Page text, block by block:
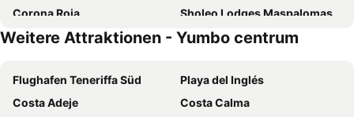
Corona Roja
Sholeo Lodges Maspalomas
Hotel Riu Palace Meloneras
Hotel Riu Palace Maspalomas
Paradisus Gran Canaria
Relaxia Beverly Park
Hotel Parque Tropical
Akeah Broncemar
Weitere Attraktionen - Yumbo centrum
Flughafen Teneriffa Süd
Playa del Inglés
Costa Adeje
Costa Calma